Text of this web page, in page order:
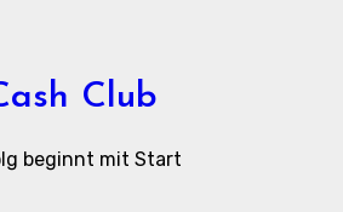
Club
beginnt mit Start